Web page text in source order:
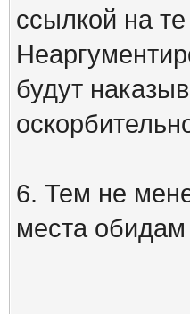
ссылкой на
будут
6. Тем не
места